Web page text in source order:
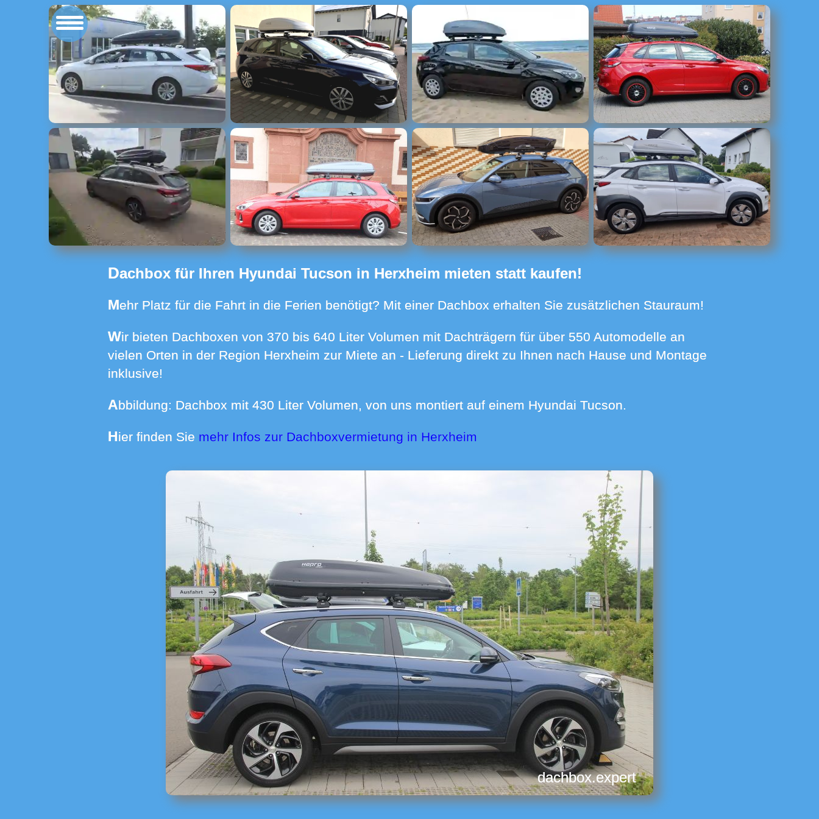
Dachbox für Ihren Hyundai Tucson in Herxheim mieten statt kaufen!
Mehr Platz für die Fahrt in die Ferien benötigt? Mit einer Dachbox erhalten Sie zusätzlichen Stauraum!
Wir bieten Dachboxen von 370 bis 640 Liter Volumen mit Dachträgern für über 550 Automodelle an
vielen Orten in der Region Herxheim zur Miete an - Lieferung direkt zu Ihnen nach Hause und Montage
inklusive!
Abbildung: Dachbox mit 430 Liter Volumen, von uns montiert auf einem Hyundai Tucson.
Hier finden Sie mehr Infos zur Dachboxvermietung in Herxheim
dachbox.expert